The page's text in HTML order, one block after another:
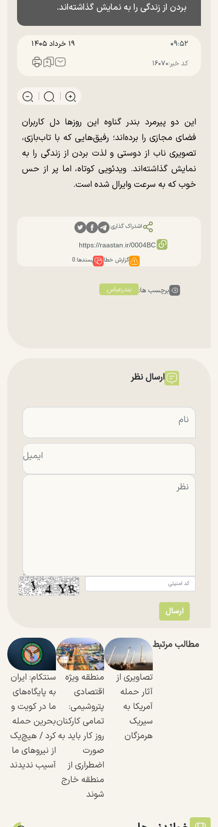
بردن از زندگی را به نمایش گذاشته‌اند.
۰۹:۵۲ ۱۹ خرداد ۱۴۰۵
کد خبر:۱۶۰۷۰
این دو پیرمرد بندر گناوه این روز‌ها دل کاربران
فضای مجازی را برده‌اند؛ رفیق‌هایی که با تاب‌بازی،
تصویری ناب از دوستی و لذت بردن از زندگی را به
نمایش گذاشته‌اند. ویدئویی کوتاه، اما پر از حس
خوب که به سرعت وایرال شده است.
اشتراک گذاری:
گزارش خطا پسندها:0
برچسب ها: بندرعباس
ارسال نظر
مطالب مرتبط
تصاویری از
آثار حمله
آمریکا به
سیریک
هرمزگان
منطقه ویژه
اقتصادی
پتروشیمی:
تمامی کارکنان
روز کار باید به
صورت
اضطراری از
منطقه خارج
شوند
سنتکام: ایران
به پایگاه‌های
ما در کویت و
بحرین حمله
کرد / هیچ‌یک
از نیرو‌های ما
آسیب ندیدند